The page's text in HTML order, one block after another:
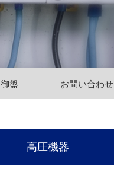
盤 お問い合わせ
高圧機器